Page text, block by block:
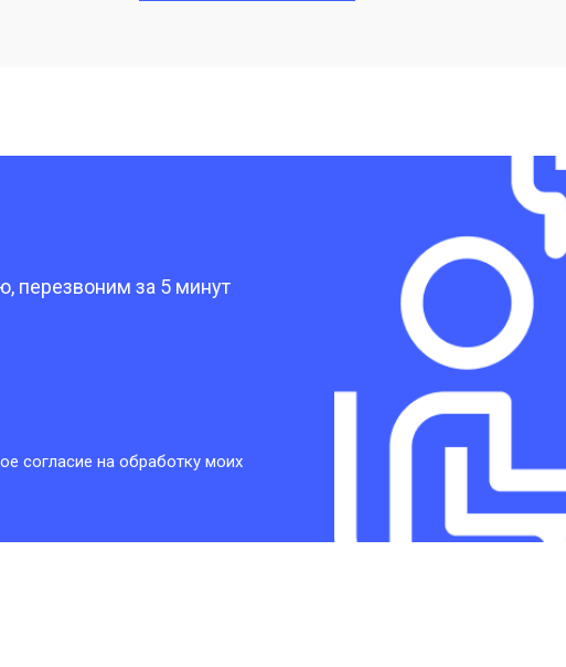
от 3300 ₽
от 1400 ₽
от 2700 ₽
от 950 ₽
от 1750 ₽
перезвоним за 5 минут
согласие на обработку моих